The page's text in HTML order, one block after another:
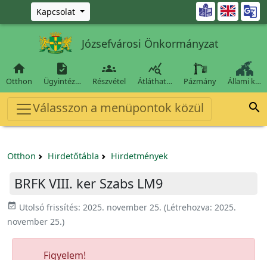
Ugrás a fő tartalomra
Kapcsolat 
Józsefvárosi Önkormányzat

Otthon

Ügyintéz…

Részvétel

Átláthat… Pázmány Állami k…
Válasszon a menüpontok közül 
Otthon Hirdetőtábla Hirdetmények
BRFK VIII. ker Szabs LM9
event_available Utolsó frissítés: 2025. november 25. (Létrehozva: 2025.
november 25.)
Figyelem!